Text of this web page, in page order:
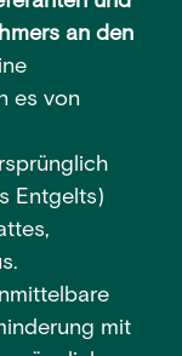
an den
es von
Entgelts)
mit